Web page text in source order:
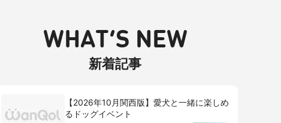
WHAT’S NEW
新着記事
【2026年10月関西版】愛犬と一緒に楽しめ
るドッグイベント